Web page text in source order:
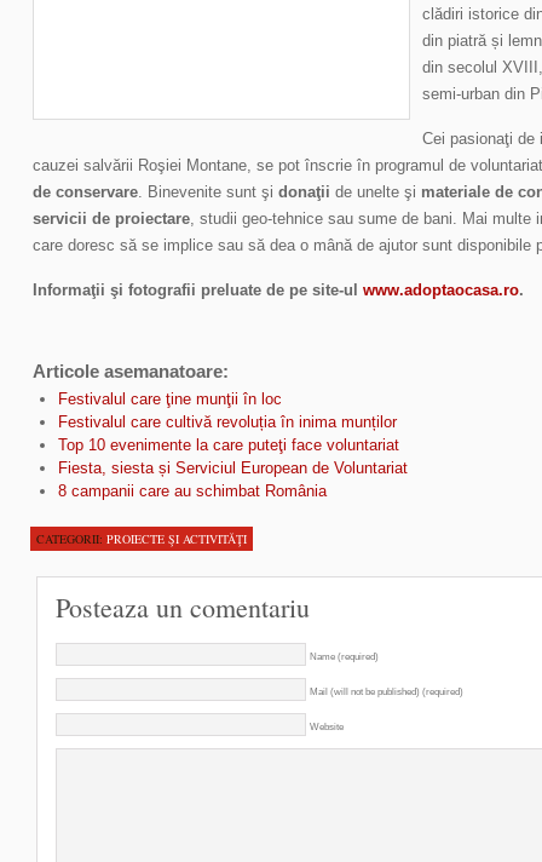
clădiri istorice
din piatră și
din secolul
semi-urban din
Cei pasionaţi de
cauzei salvării Roşiei Montane, se pot înscrie în programul de
de conservare. Binevenite sunt şi donaţii de unelte şi materiale de
servicii de proiectare, studii geo-tehnice sau sume de bani. Mai multe
care doresc să se implice sau să dea o mână de ajutor sunt disponibile
Informaţii şi fotografii preluate de pe site-ul www.adoptaocasa.ro.
Articole asemanatoare:
Festivalul care ţine munţii în loc
Festivalul care cultivă revoluția în inima munților
Top 10 evenimente la care puteţi face voluntariat
Fiesta, siesta și Serviciul European de Voluntariat
8 campanii care au schimbat România
CATEGORII: PROIECTE ŞI ACTIVITĂŢI
Posteaza un comentariu
Name (required)
Mail (will not be published) (required)
Website